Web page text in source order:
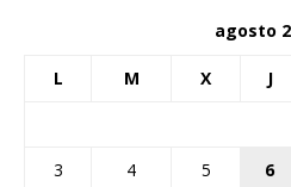
agosto
L M X J
3
4 5 6